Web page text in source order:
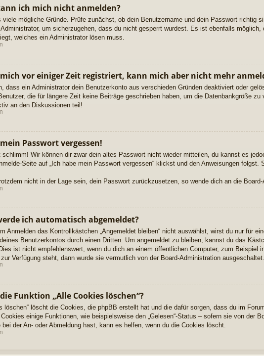
ich mich nicht anmelden?
viele mögliche Gründe. Prüfe zunächst, ob dein Benutzername und dein Passwort richtig
um sicherzugehen, dass du nicht gesperrt wurdest. Es ist ebenfalls
welches ein Administrator lösen muss.
vor einiger Zeit registriert, kann mich aber nicht mehr
dass ein Administrator dein Benutzerkonto aus verschieden Gründen deaktiviert oder
die für längere Zeit keine Beiträge geschrieben haben, um die Datenbankgröße
an den Diskussionen teil!
Passwort vergessen!
schlimm! Wir können dir zwar dein altes Passwort nicht wieder mitteilen, du kannst es
Seite auf „Ich habe mein Passwort vergessen“ klickst und den Anweisungen
nicht in der Lage sein, dein Passwort zurückzusetzen, so wende dich an die
ich automatisch abgemeldet?
Anmelden das Kontrollkästchen „Angemeldet bleiben“ nicht auswählst, wirst du nur für
Benutzerkontos durch einen Dritten. Um angemeldet zu bleiben, kannst du das
ist nicht empfehlenswert, wenn du dich an einem öffentlichen Computer, zum Beispiel
Verfügung steht, dann wurde sie vermutlich von der Board-Administration ausgeschaltet.
Funktion „Alle Cookies löschen“?
löschen“ löscht die Cookies, die phpBB erstellt hat und die dafür sorgen, dass du im
einige Funktionen, wie beispielsweise den „Gelesen“-Status – sofern sie von der
bei der An- oder Abmeldung hast, kann es helfen, wenn du die Cookies löscht.